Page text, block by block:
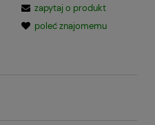
zapytaj o produkt
poleć znajomemu